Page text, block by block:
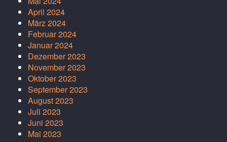
April 2024
März 2024
Februar 2024
Januar 2024
Dezember 2023
November 2023
Oktober 2023
September 2023
August 2023
Juli 2023
Juni 2023
Mai 2023